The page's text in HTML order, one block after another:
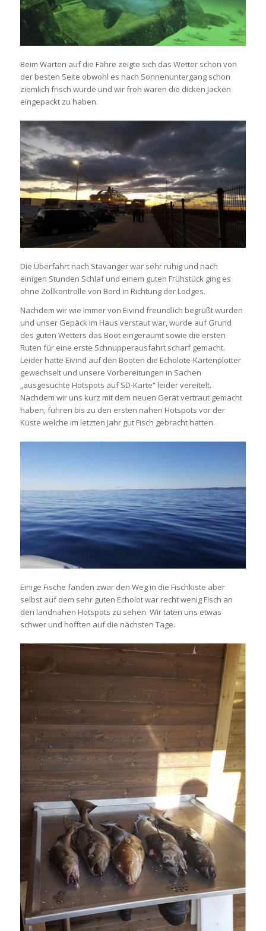
Beim Warten auf die Fähre zeigte sich das Wetter schon von
der besten Seite obwohl es nach Sonnenuntergang schon
ziemlich frisch wurde und wir froh waren die dicken Jacken
eingepackt zu haben.
Die Überfahrt nach Stavanger war sehr ruhig und nach
einigen Stunden Schlaf und einem guten Frühstück ging es
ohne Zollkontrolle von Bord in Richtung der Lodges.
Nachdem wir wie immer von Eivind freundlich begrüßt wurden
und unser Gepäck im Haus verstaut war, wurde auf Grund
des guten Wetters das Boot eingeräumt sowie die ersten
Ruten für eine erste Schnupperausfahrt scharf gemacht.
Leider hatte Eivind auf den Booten die Echolote-Kartenplotter
gewechselt und unsere Vorbereitungen in Sachen
„ausgesuchte Hotspots auf SD-Karte“ leider vereitelt.
Nachdem wir uns kurz mit dem neuen Gerät vertraut gemacht
haben, fuhren bis zu den ersten nahen Hotspots vor der
Küste welche im letzten Jahr gut Fisch gebracht hatten.
Einige Fische fanden zwar den Weg in die Fischkiste aber
selbst auf dem sehr guten Echolot war recht wenig Fisch an
den landnahen Hotspots zu sehen. Wir taten uns etwas
schwer und hofften auf die nächsten Tage.